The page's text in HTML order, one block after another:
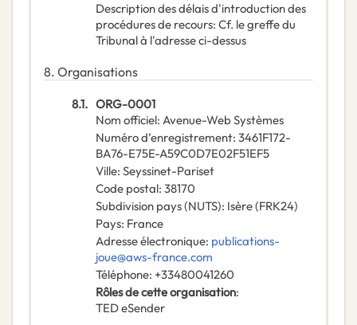
Description des délais d'introduction des
procédures de recours: Cf. le greffe du
Tribunal à l'adresse ci-dessus
8. Organisations
8.1. ORG-0001
Nom officiel: Avenue-Web Systèmes
Numéro d’enregistrement: 3461F172-
BA76-E75E-A59C0D7E02F51EF5
Ville: Seyssinet-Pariset
Code postal: 38170
Subdivision pays (NUTS): Isère(FRK24)
Pays: France
Adresse électronique: publications-
joue@aws-france.com
Téléphone: +33480041260
Rôles de cette organisation:
TED eSender